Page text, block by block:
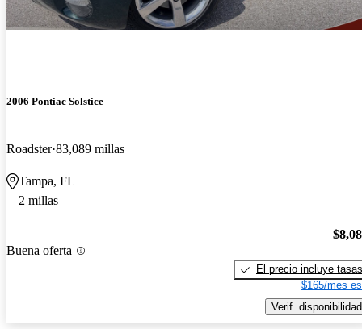
2006 Pontiac Solstice
Roadster 83,089 millas
Tampa, FL
2 millas
Buena oferta
El precio incluye tasas
$165/mes
Verif. disponibilidad